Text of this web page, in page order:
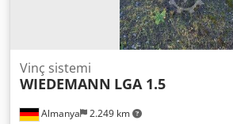
Almanya 2.249 km
Vinç sistemi
WIEDEMANN LGA 1.5